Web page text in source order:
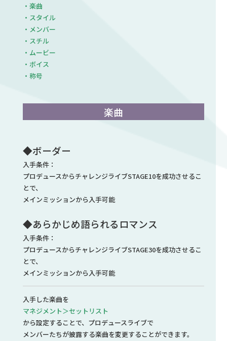
・楽曲
・スタイル
・メンバー
・スチル
・ムービー
・ボイス
・称号
楽曲
◆ボーダー
入手条件：
プロデュースからチャレンジライブSTAGE10を成功させるこ
とで、
メインミッションから入手可能
◆あらかじめ語られるロマンス
入手条件：
プロデュースからチャレンジライブSTAGE30を成功させるこ
とで、
メインミッションから入手可能
入手した楽曲を
マネジメント＞セットリスト
から設定することで、プロデュースライブで
メンバーたちが披露する楽曲を変更することができます。